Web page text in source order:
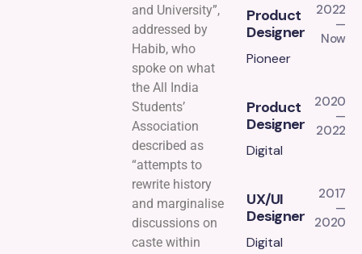
and University”,
addressed by
Habib, who
spoke on what
the All India
Students’
Association
described as
“attempts to
rewrite history
and marginalise
discussions on
caste within
Product
Designer
2022
—
Now
Pioneer
Product
Designer
2020
—
2022
Digital
UX/UI
Designer
2017
—
2020
Digital